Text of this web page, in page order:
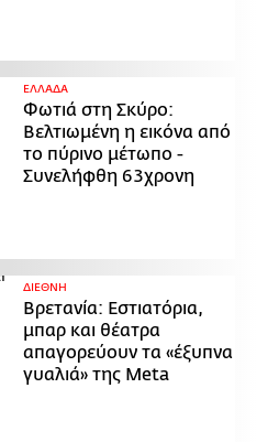
ΕΛΛΑΔΑ
Φωτιά στη Σκύρο:
Βελτιωμένη η εικόνα από
το πύρινο μέτωπο -
Συνελήφθη 63χρονη
ΔΙΕΘΝΗ
Βρετανία: Εστιατόρια,
μπαρ και θέατρα
απαγορεύουν τα «έξυπνα
γυαλιά» της Meta